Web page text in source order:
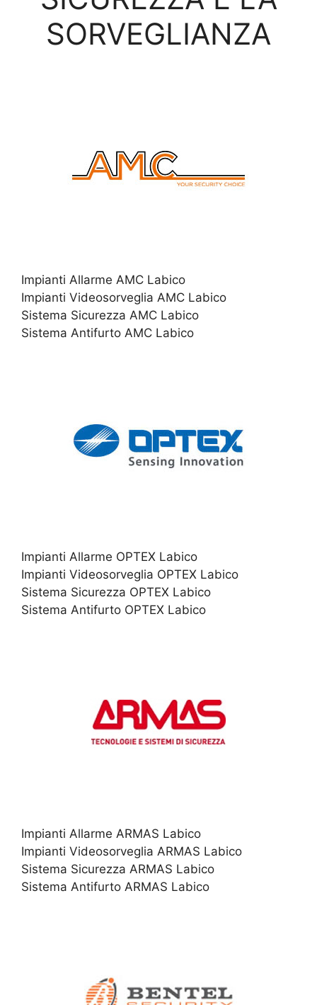
SORVEGLIANZA
Impianti Allarme AMC Labico
Impianti Videosorveglia AMC Labico
Sistema Sicurezza AMC Labico
Sistema Antifurto AMC Labico
Impianti Allarme OPTEX Labico
Impianti Videosorveglia OPTEX Labico
Sistema Sicurezza OPTEX Labico
Sistema Antifurto OPTEX Labico
Impianti Allarme ARMAS Labico
Impianti Videosorveglia ARMAS Labico
Sistema Sicurezza ARMAS Labico
Sistema Antifurto ARMAS Labico